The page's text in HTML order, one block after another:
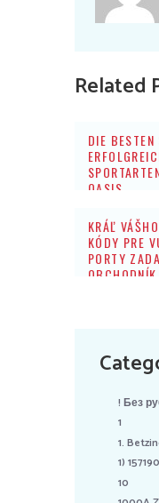
Related
DIE BESTEN
OASIS
KRÁĽ
KÓDY PRE
PORTY
! Без
1
1.
1)
10